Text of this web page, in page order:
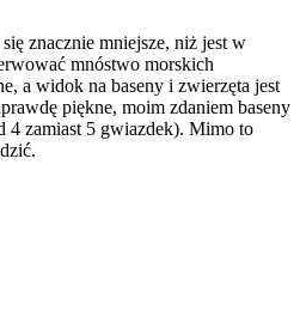
znacznie mniejsze, niż jest w
mnóstwo morskich
a widok na baseny i zwierzęta jest
piękne, moim zdaniem baseny
4 zamiast 5 gwiazdek). Mimo to